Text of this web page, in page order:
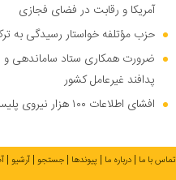
آمریکا و رقابت در فضای فجازی
حزب مؤتلفه خواستار رسیدگی به
ضرورت همکاری ستاد ساماندهی و
پدافند غیرعامل کشور
افشای اطلاعات ۱۰۰ هزار نیروی پلیس در دارک وب
تماس با ما درباره ما پیوندها جستجو آرشیو